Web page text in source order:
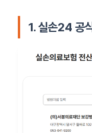
1. 실손24 공